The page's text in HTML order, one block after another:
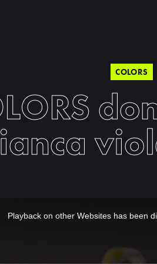
COLORS
Playback on other Websites has been